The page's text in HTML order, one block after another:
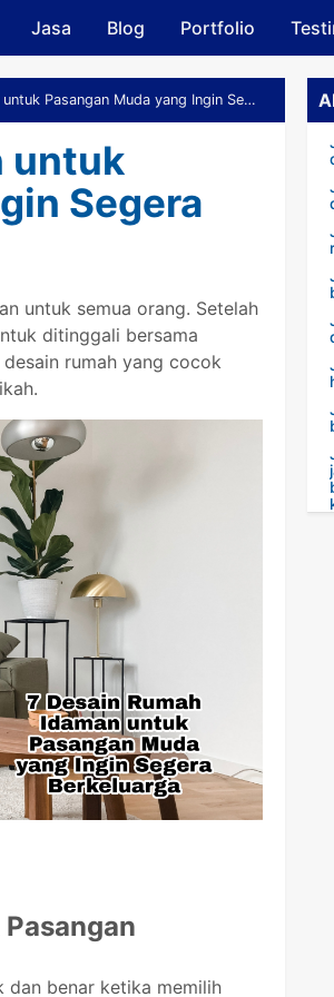
Skip to main content
Jasa Blog Portfolio
Muda yang Ingin Segera Berkeluarga
untuk
Segera
untuk semua orang. Setelah
ditinggali bersama
rumah yang cocok
dan benar ketika memilih